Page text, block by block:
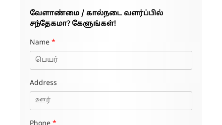
வேளாண்மை / கால்நடை வளர்ப்பில்
சந்தேகமா? கேளுங்கள்!
Name *
Address